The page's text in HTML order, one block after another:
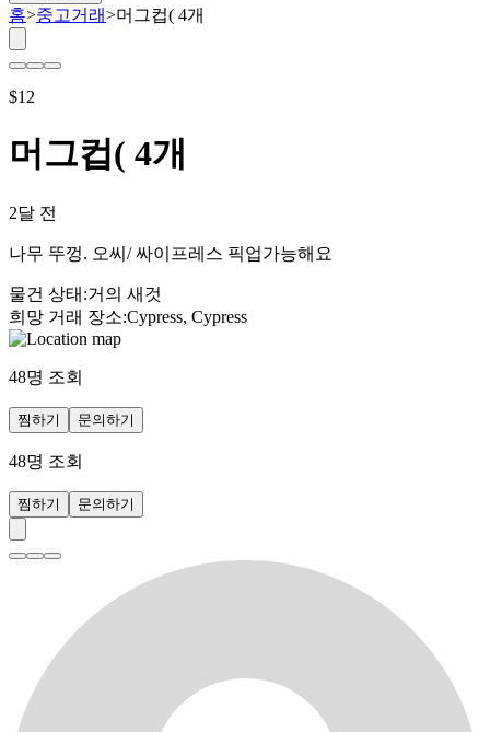
홈>중고거래>머그컵( 4개
$12
머그컵( 4개
2달 전
나무 뚜껑. 오씨/ 싸이프레스 픽업가능해요
물건 상태 :거의 새것
희망 거래 장소:Cypress, Cypress
48명 조회
찜하기 문의하기
48명 조회
찜하기 문의하기